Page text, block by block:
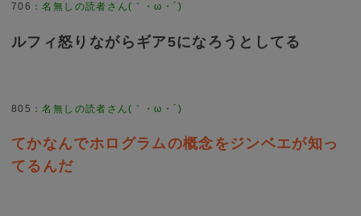
706 ：名無しの読者さん(｀・ω・´)
ルフィ怒りながらギア5になろうとしてる
805 ：名無しの読者さん(｀・ω・´)
てかなんでホログラムの概念をジンベエが知っ
てるんだ